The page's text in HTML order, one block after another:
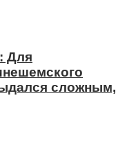
Для
сложным,